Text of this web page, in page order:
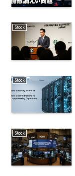
Stock
Stock
Stock